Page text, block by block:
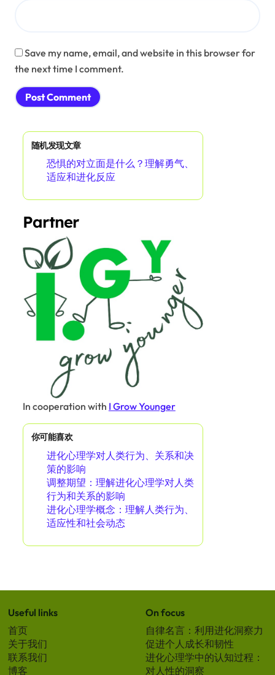
Save my name, email, and website in this browser for
the next time I comment.
随机发现文章
恐惧的对立面是什么？理解勇气、
适应和进化反应
Partner
In cooperation with I Grow Younger
你可能喜欢
进化心理学对人类行为、关系和决
策的影响
调整期望：理解进化心理学对人类
行为和关系的影响
进化心理学概念：理解人类行为、
适应性和社会动态
Useful links
首页
关于我们
联系我们
博客
On focus
自律名言：利用进化洞察力
促进个人成长和韧性
进化心理学中的认知过程：
对人性的洞察